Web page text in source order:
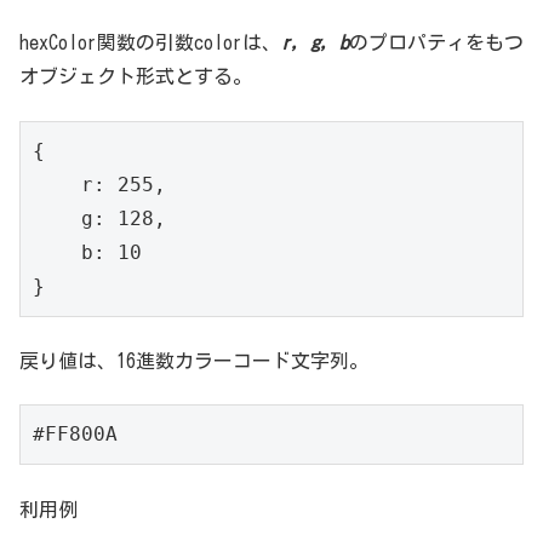
hexColor関数の引数colorは、 r, g, bのプロパティをもつ
オブジェクト形式とする。
{
}
戻り値は、16進数カラーコード文字列。
#FF800A
利用例